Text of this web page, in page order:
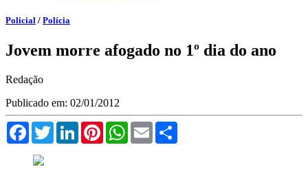
Policial / Polícia
Jovem morre afogado no 1º dia do ano
Redação
Publicado em: 02/01/2012
FacebookTwitterLinkedInPinterestWhatsApp
Email